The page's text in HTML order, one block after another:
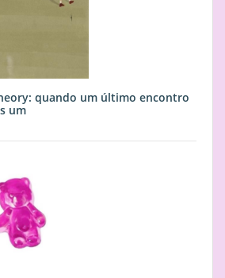
quando um último encontro
um